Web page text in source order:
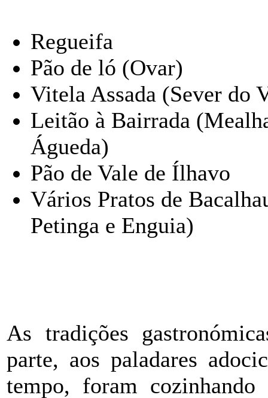
Regueifa
Pão de ló (Ovar)
Vitela Assada (Sever do
Leitão à Bairrada
Águeda)
Pão de Vale de Ílhavo
Vários Pratos de
Petinga e Enguia)
As tradições
parte, aos paladares
tempo, foram